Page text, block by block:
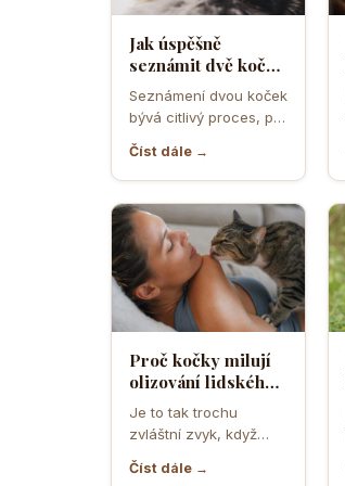
Jak úspěšně
seznámit dvě kočky
a předejít
teritoriálním
válkám
Seznámení dvou koček
bývá citlivý proces, při
minuty, pachy,
prostředí i…
Číst dále →
Proč kočky milují
olizování lidského
potu a co je na něm
tak láká
Je to tak trochu
zvláštní zvyk, když
vaše kočka přijde a
začne vám olizovat…
Číst dále →